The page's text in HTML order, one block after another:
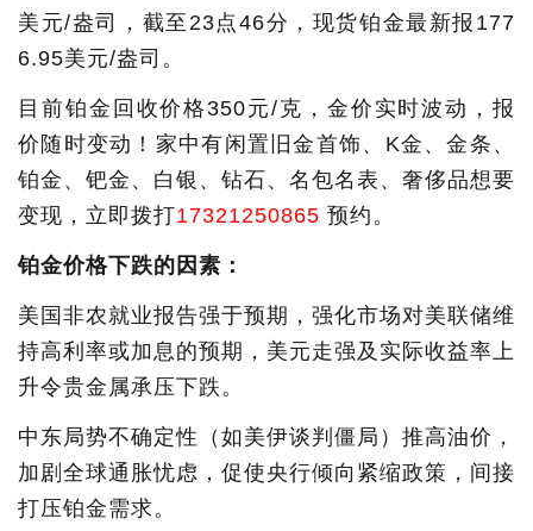
美元/盎司，截至23点46分，现货铂金最新报177
6.95美元/盎司。
目前铂金回收价格350元/克，金价实时波动，报
价随时变动！家中有闲置旧金首饰、K金、金条、
铂金、钯金、白银、钻石、名包名表、奢侈品想要
变现，立即拨打17321250865 预约。
铂金价格下跌的因素：
美国非农就业报告强于预期，强化市场对美联储维
持高利率或加息的预期，美元走强及实际收益率上
升令贵金属承压下跌。
中东局势不确定性（如美伊谈判僵局）推高油价，
加剧全球通胀忧虑，促使央行倾向紧缩政策，间接
打压铂金需求。